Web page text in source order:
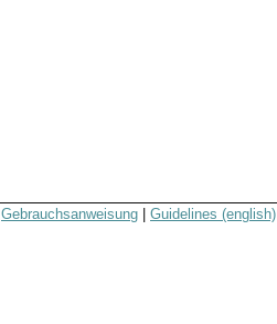
Gebrauchsanweisung Guidelines (english)